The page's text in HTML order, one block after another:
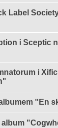
Label
i Sceptic
i
"En
album